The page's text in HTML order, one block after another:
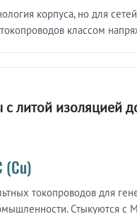
корпуса, но для
классом
литой изоляцией
(Cu)
токопроводов для
Стыкуются